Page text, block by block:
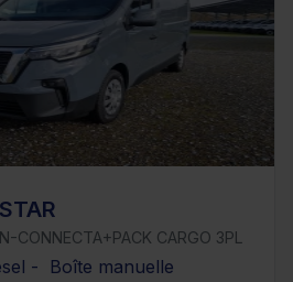
CONNECTA+PACK CARGO 3PL
- Boîte manuelle